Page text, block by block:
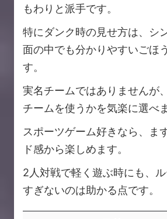
もわりと派手です。
特にダンク時の見せ方は、シ
面の中でも分かりやすいごほ
す。
実名チームではありませんが
チームを使うかを気楽に選べ
スポーツゲーム好きなら、ま
ド感から楽しめます。
2人対戦で軽く遊ぶ時にも、
すぎないのは助かる点です。